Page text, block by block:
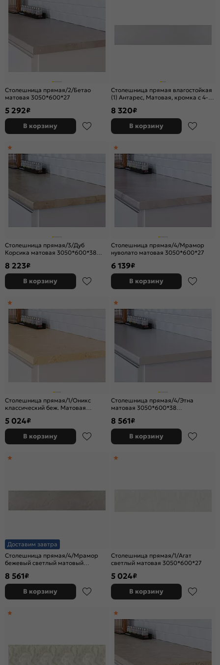
Столешница прямая/2/Бетао
матовая 3050*600*27
5 292₽
В корзину
Столешница прямая влагостойкая
(1) Антарес, Матовая, кромка с 4-х
8 320₽
В корзину
Столешница прямая/3/Дуб
Корсика матовая 3050*600*38
8 223₽
В корзину
Столешница прямая/4/Мрамор
нуволато матовая 3050*600*27
6 139₽
В корзину
Столешница прямая/1/Оникс
классический беж. Матовая
5 024₽
В корзину
Столешница прямая/4/Этна
матовая 3050*600*38
8 561₽
В корзину
Доставим завтра
Столешница прямая/4/Мрамор
бежевый светлый матовый
8 561₽
В корзину
Столешница прямая/1/Агат
светлый матовая 3050*600*27
5 024₽
В корзину